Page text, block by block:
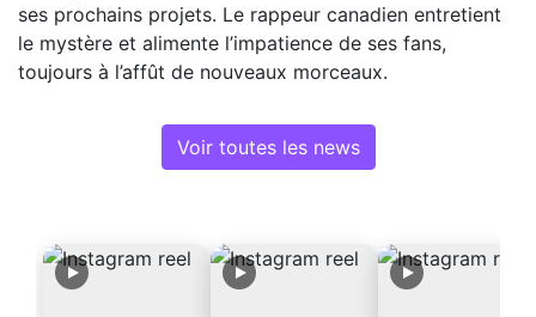
ses prochains projets. Le rappeur canadien entretient
le mystère et alimente l’impatience de ses fans,
toujours à l’affût de nouveaux morceaux.
Voir toutes les news